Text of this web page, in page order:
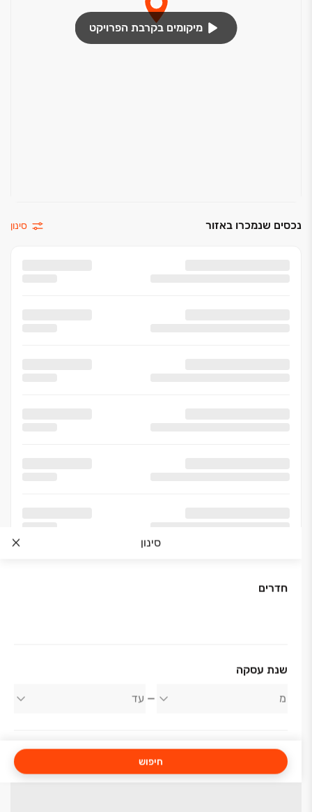
מיקומים בקרבת הפרויקט
נכסים שנמכרו באזור סינון
סינון
חדרים
שנת עסקה
חיפוש